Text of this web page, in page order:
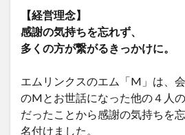
【経営理念】
感謝の気持ちを忘れず、
多くの方が繋がるきっかけに。
エムリンクスのエム「M」は、
のMとお世話になった他の４人
だったことから感謝の気持ちを
名付けました。